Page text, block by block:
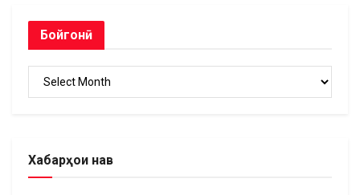
Бойгонӣ
Хабарҳои нав